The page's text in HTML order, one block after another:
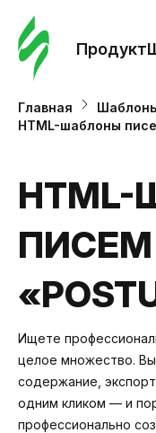
Продукт
Главная
HTML-шаблоны
Ищете
целое множество.
содержание,
одним кликом — и
профессионально